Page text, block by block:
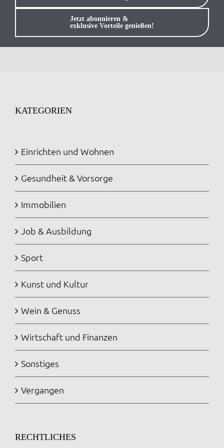
Anmelden / Registrieren
Jetzt abonnieren &
exklusive Vorteile genießen!
KATEGORIEN
Einrichten und Wohnen
Gesundheit & Vorsorge
Immobilien
Job & Ausbildung
Sport
Kunst und Kultur
Wein & Genuss
Wirtschaft und Finanzen
Sonstiges
Vergangen
RECHTLICHES